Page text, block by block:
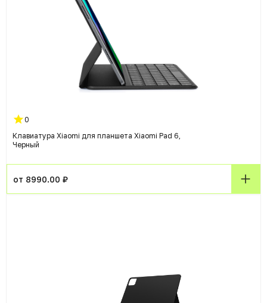
0
Клавиатура Xiaomi для планшета Xiaomi Pad 6,
Черный
от 8990.00 ₽